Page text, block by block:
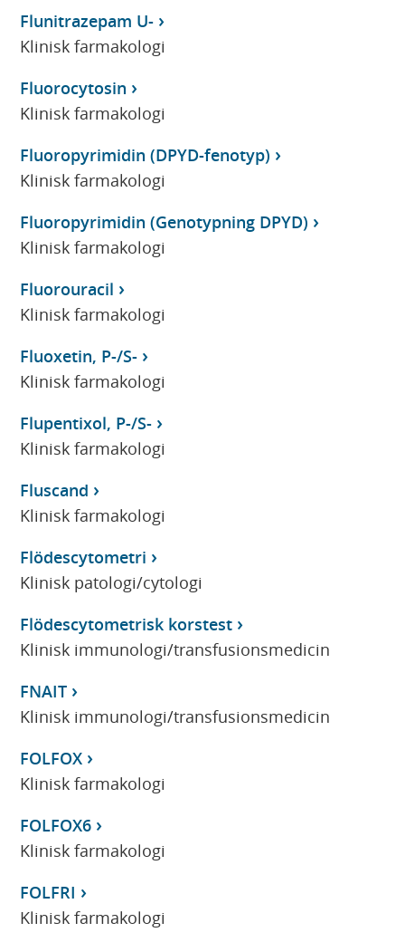
Flunitrazepam U-
Klinisk farmakologi
Fluorocytosin
Klinisk farmakologi
Fluoropyrimidin (DPYD-fenotyp)
Klinisk farmakologi
Fluoropyrimidin (Genotypning DPYD)
Klinisk farmakologi
Fluorouracil
Klinisk farmakologi
Fluoxetin, P-/S-
Klinisk farmakologi
Flupentixol, P-/S-
Klinisk farmakologi
Fluscand
Klinisk farmakologi
Flödescytometri
Klinisk patologi/cytologi
Flödescytometrisk korstest
Klinisk immunologi/transfusionsmedicin
FNAIT
Klinisk immunologi/transfusionsmedicin
FOLFOX
Klinisk farmakologi
FOLFOX6
Klinisk farmakologi
FOLFRI
Klinisk farmakologi